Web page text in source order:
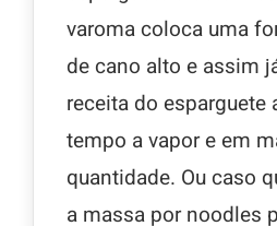
varoma coloca uma
de cano alto e assim
receita do esparguete
tempo a vapor e em
quantidade. Ou caso
a massa por noodles